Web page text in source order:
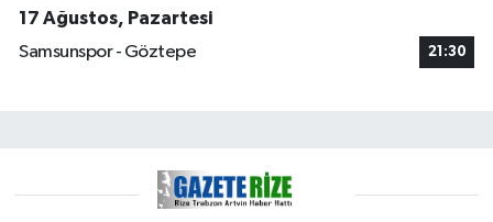
17 Ağustos, Pazartesi
Samsunspor - Göztepe
21:30